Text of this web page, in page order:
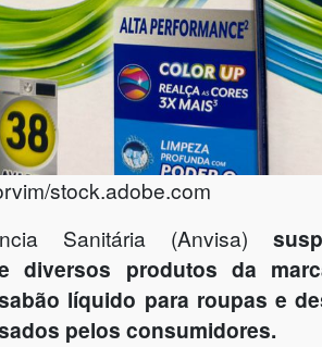
stock.adobe.com
Sanitária (Anvisa)
diversos produtos da
líquido para roupas e
pelos consumidores.